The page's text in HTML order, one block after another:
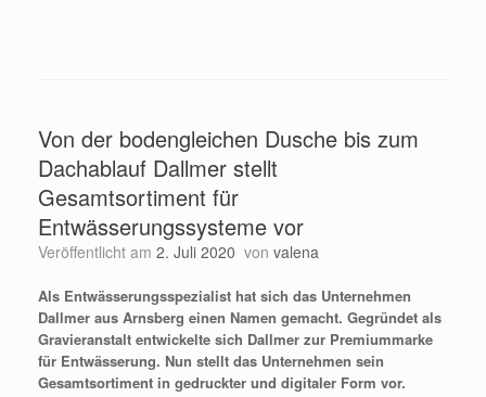
Von der bodengleichen Dusche bis zum
Dachablauf Dallmer stellt
Gesamtsortiment für
Entwässerungssysteme vor
Veröffentlicht am 2. Juli 2020 von valena
Als Entwässerungsspezialist hat sich das Unternehmen
Dallmer aus Arnsberg einen Namen gemacht. Gegründet als
Gravieranstalt entwickelte sich Dallmer zur Premiummarke
für Entwässerung. Nun stellt das Unternehmen sein
Gesamtsortiment in gedruckter und digitaler Form vor.